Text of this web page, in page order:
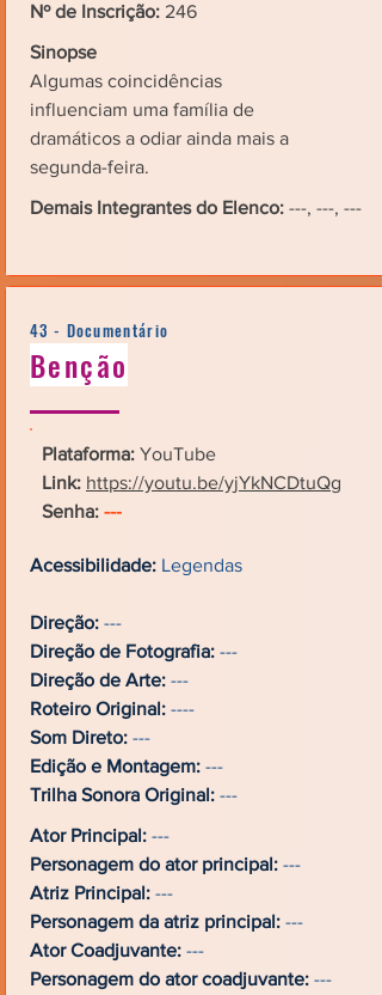
Nº de Inscrição: 246
Sinopse
Algumas coincidências
influenciam uma família de
dramáticos a odiar ainda mais a
segunda-feira.
Demais Integrantes do Elenco: ---, ---, ---
43 - Documentário
Benção
Plataforma: YouTube
Link: https://youtu.be/yjYkNCDtuQg
Senha: ---
Acessibilidade: Legendas
Direção: ---
Direção de Fotografia: ---
Direção de Arte: ---
Roteiro Original: ----
Som Direto: ---
Edição e Montagem: ---
Trilha Sonora Original: ---
Ator Principal: ---
Personagem do ator principal: ---
Atriz Principal: ---
Personagem da atriz principal: ---
Ator Coadjuvante: ---
Personagem do ator coadjuvante: ---